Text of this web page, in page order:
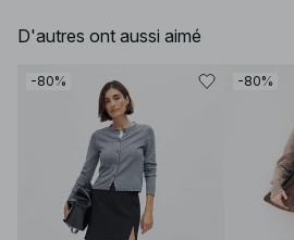
D'autres ont aussi aimé
-80% -80%